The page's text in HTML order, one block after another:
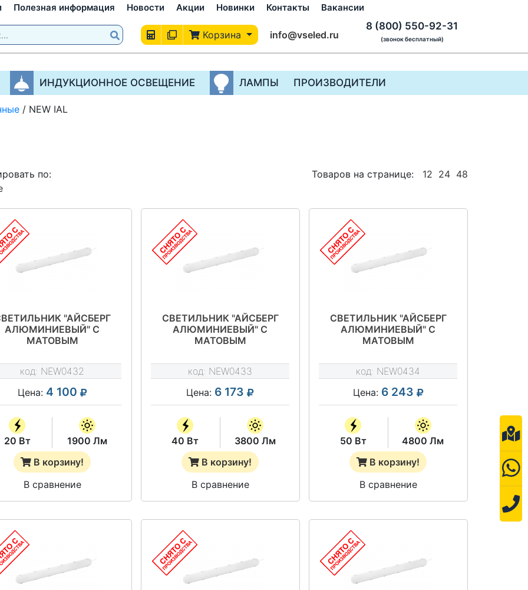
Полезная информация Новости Акции Новинки Контакты Вакансии
Корзина info@vseled.ru
8 (800) 550-92-31
(звонок бесплатный)
ИНДУКЦИОННОЕ ОСВЕЩЕНИЕ ЛАМПЫ ПРОИЗВОДИТЕЛИ
/ NEW IAL
по:
Товаров на странице: 12 24 48
"АЙСБЕРГ
АЛЮМИНИЕВЫЙ" С
МАТОВЫМ
код: NEW0432
Цена: 4 100
20 Вт
1900 Лм
В корзину!
В сравнение
СВЕТИЛЬНИК "АЙСБЕРГ
АЛЮМИНИЕВЫЙ" С
МАТОВЫМ
NEWLED.IAL.40.M.5K.IP65
код: NEW0433
Цена: 6 173
40 Вт
3800 Лм
В корзину!
В сравнение
СВЕТИЛЬНИК "АЙСБЕРГ
АЛЮМИНИЕВЫЙ" С
МАТОВЫМ
NEWLED.IAL.50.M.5K.IP65
код: NEW0434
Цена: 6 243
50 Вт
4800 Лм
В корзину!
В сравнение